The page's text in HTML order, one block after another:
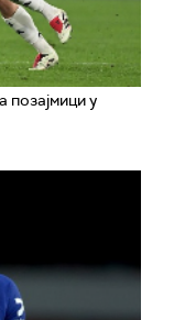
позајмици у